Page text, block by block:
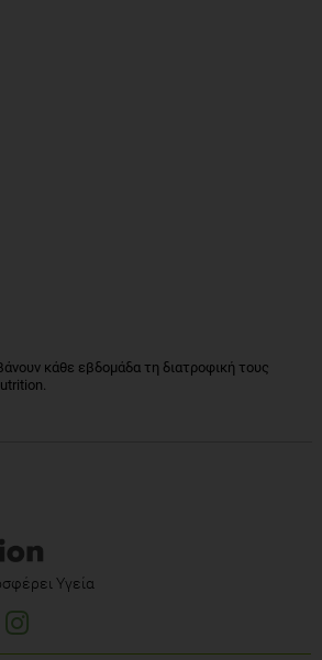
κάθε εβδομάδα τη διατροφική τους
Υγεία